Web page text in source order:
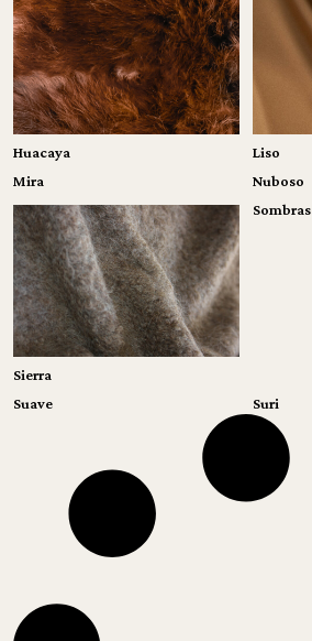
Huacaya
Liso
Mira
Nuboso
Sierra
Sombras
Suave Suri